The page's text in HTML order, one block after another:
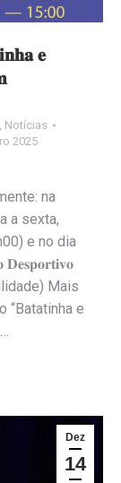
𝐞
, Notícias
2025
na
a sexta,
e no dia
Mais
“Batatinha e
Dez
14